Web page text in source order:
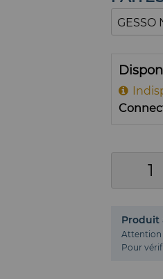
Produit
Attention
Pour